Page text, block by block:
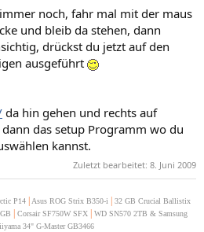
noch, fahr mal mit der maus
und bleib da stehen, dann
drückst du jetzt auf den
ausgeführt
da hin gehen und rechts auf
das setup Programm wo du
kannst.
Zuletzt bearbeitet: 8. Juni 2009
P14 | Asus ROG Strix B350-i | 32 GB Crucial Ballistix
| Corsair SF750W SFX | WD SN570 2TB & Samsung
iiyama 34" G-Master GB3466